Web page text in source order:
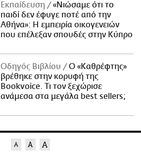
Εκπαίδευση
«Νιώσαμε ότι το
παιδί δεν έφυγε ποτέ από την
Αθήνα»: Η εμπειρία οικογενειών
που επέλεξαν σπουδές στην Κύπρο
Οδηγός Βιβλίου
Ο «Καθρέφτης»
βρέθηκε στην κορυφή της
Bookvoice. Τι τον ξεχώρισε
ανάμεσα στα μεγάλα best sellers;